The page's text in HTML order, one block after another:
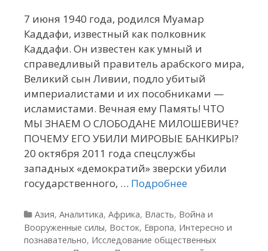
7 июня 1940 года, родился Муамар
Каддафи, известный как полковник
Каддафи. Он известен как умный и
справедливый правитель арабского мира,
Великий сын Ливии, подло убитый
империалистами и их пособниками —
исламистами. Вечная ему Память! ЧТО
МЫ ЗНАЕМ О СЛОБОДАНЕ МИЛОШЕВИЧЕ?
ПОЧЕМУ ЕГО УБИЛИ МИРОВЫЕ БАНКИРЫ?
20 октября 2011 года спецслужбы
западных «демократий» зверски убили
государственного, … Подробнее
Рубрики
Азия, Аналитика, Африка, Власть, Война и
Вооруженные силы, Восток, Европа, Интересно и
познавательно, Исследование общественных